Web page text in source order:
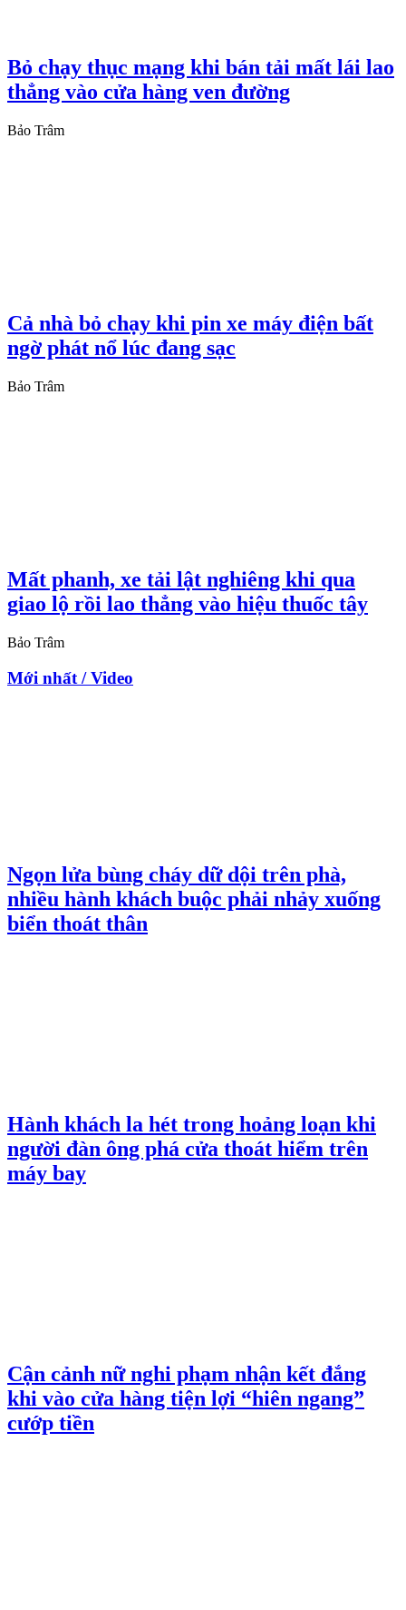
Bỏ chạy thục mạng khi bán tải mất lái lao
thẳng vào cửa hàng ven đường
Bảo Trâm
Cả nhà bỏ chạy khi pin xe máy điện bất
ngờ phát nổ lúc đang sạc
Bảo Trâm
Mất phanh, xe tải lật nghiêng khi qua
giao lộ rồi lao thẳng vào hiệu thuốc tây
Bảo Trâm
Mới nhất / Video
Ngọn lửa bùng cháy dữ dội trên phà,
nhiều hành khách buộc phải nhảy xuống
biển thoát thân
Hành khách la hét trong hoảng loạn khi
người đàn ông phá cửa thoát hiểm trên
máy bay
Cận cảnh nữ nghi phạm nhận kết đắng
khi vào cửa hàng tiện lợi “hiên ngang”
cướp tiền